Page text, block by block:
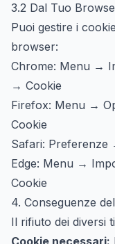
3.2 Dal Tuo
Puoi gestire i
browser:
Chrome: Menu →
→ Cookie
Firefox: Menu →
Cookie
Safari:
Edge: Menu →
Cookie
4. Conseguenze
Il rifiuto dei diversi
Cookie necessari: